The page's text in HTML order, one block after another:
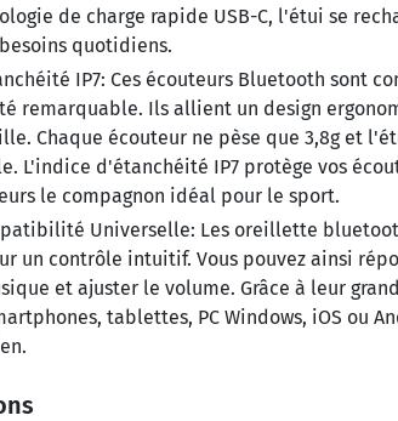
de charge rapide USB-C, l'étui se
quotidiens.
IP7: Ces écouteurs Bluetooth sont
remarquable. Ils allient un design
Chaque écouteur ne pèse que 3,8g et
L'indice d'étanchéité IP7 protège vos
le compagnon idéal pour le sport.
Universelle: Les oreillette
un contrôle intuitif. Vous pouvez ainsi
et ajuster le volume. Grâce à leur
tablettes, PC Windows, iOS ou